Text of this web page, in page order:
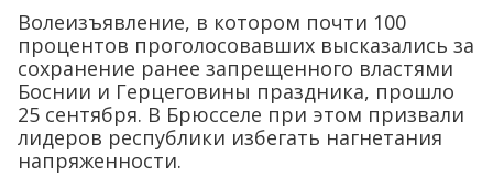
Волеизъявление, в котором почти 100
процентов проголосовавших высказались за
сохранение ранее запрещенного властями
Боснии и Герцеговины праздника, прошло
25 сентября. В Брюсселе при этом призвали
лидеров республики избегать нагнетания
напряженности.